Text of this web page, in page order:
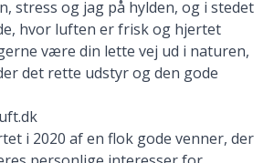
stress og jag på hylden, og i stedet
hvor luften er frisk og hjertet
være din lette vej ud i naturen,
det rette udstyr og den gode
i 2020 af en flok gode venner, der